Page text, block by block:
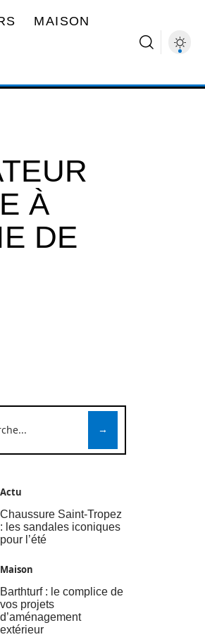
MAISON
À
DE
Actu
Chaussure Saint-Tropez
: les sandales iconiques
pour l’été
Maison
Barthturf : le complice de
vos projets
d’aménagement
extérieur